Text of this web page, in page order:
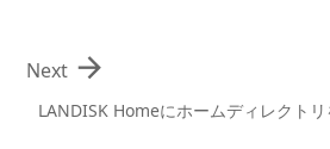
LANDISK Homeにホームディレクト

Next